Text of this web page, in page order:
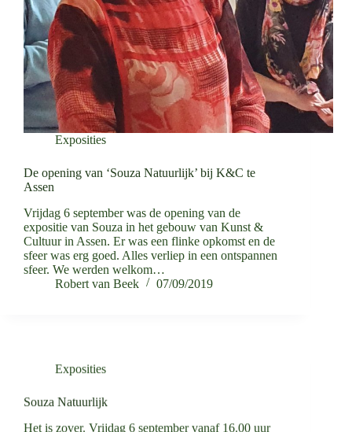
Exposities
De opening van ‘Souza Natuurlijk’ bij K&C te
Assen
Vrijdag 6 september was de opening van de
expositie van Souza in het gebouw van Kunst &
Cultuur in Assen. Er was een flinke opkomst en de
sfeer was erg goed. Alles verliep in een ontspannen
sfeer. We werden welkom…
Robert van Beek
07/09/2019
Exposities
Souza Natuurlijk
Het is zover. Vrijdag 6 september vanaf 16.00 uur